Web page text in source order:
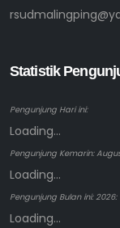
Statistik
Pengunjung Hari ini:
Loading...
Pengunjung Kemarin:
Loading...
Pengunjung Bulan ini: 2026:
Loading...